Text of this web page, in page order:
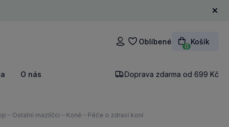
Přihlášení
Oblíbené
0
Košík
O nás Doprava zdarma od 699 Kč
Ostatní mazlíčci Koně Péče o zdraví koní